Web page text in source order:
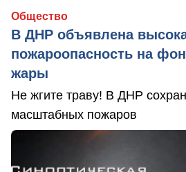
Общество
В ДНР объявлена
пожароопасность на
жары
Не жгите траву! В ДНР
масштабных пожаров